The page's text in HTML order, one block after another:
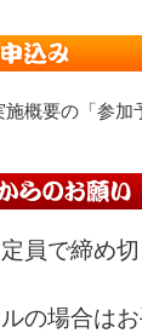
施概要の「参
員で締め
の場合は